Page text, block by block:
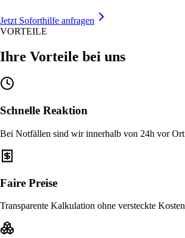
Jetzt Soforthilfe anfragen
VORTEILE
Ihre Vorteile bei uns
Schnelle Reaktion
Bei Notfällen sind wir innerhalb von 24h vor Ort
Faire Preise
Transparente Kalkulation ohne versteckte Kosten